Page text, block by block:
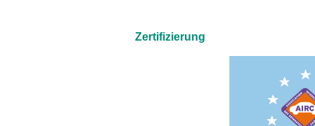
Zertifizierung